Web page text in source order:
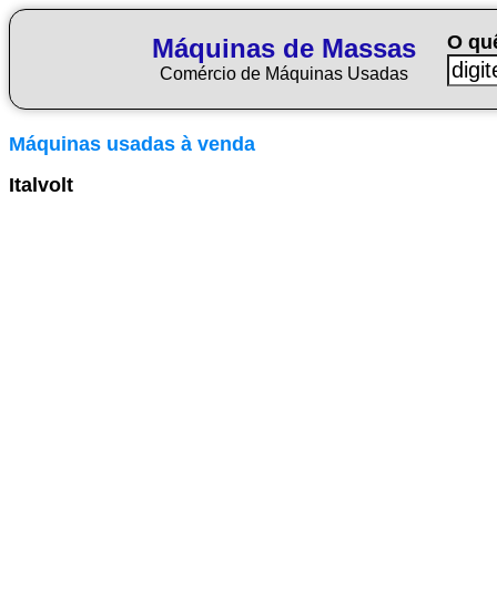
Máquinas de Massas
Comércio de Máquinas Usadas
O
Máquinas usadas à venda
Italvolt